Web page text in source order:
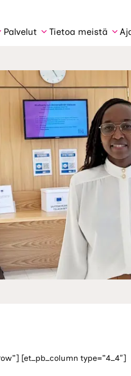
Palvelut Tietoa meistä
[et_pb_column type=”4_4″]